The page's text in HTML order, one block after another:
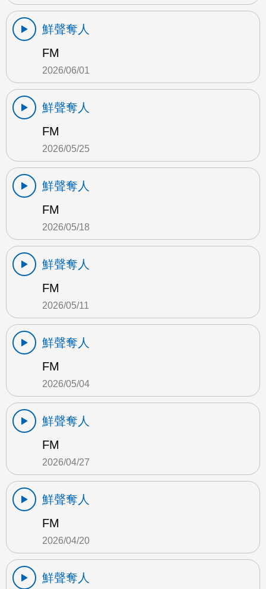
鮮聲奪人
FM
2026/06/01
鮮聲奪人
FM
2026/05/25
鮮聲奪人
FM
2026/05/18
鮮聲奪人
FM
2026/05/11
鮮聲奪人
FM
2026/05/04
鮮聲奪人
FM
2026/04/27
鮮聲奪人
FM
2026/04/20
鮮聲奪人